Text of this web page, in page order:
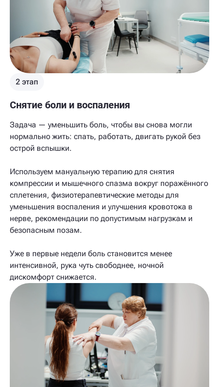
2 этап
Снятие боли и воспаления
Задача — уменьшить боль, чтобы вы снова могли
нормально жить: спать, работать, двигать рукой без
острой вспышки.
Используем мануальную терапию для снятия
компрессии и мышечного спазма вокруг поражённого
сплетения, физиотерапевтические методы для
уменьшения воспаления и улучшения кровотока в
нерве, рекомендации по допустимым нагрузкам и
безопасным позам.
Уже в первые недели боль становится менее
интенсивной, рука чуть свободнее, ночной
дискомфорт снижается.